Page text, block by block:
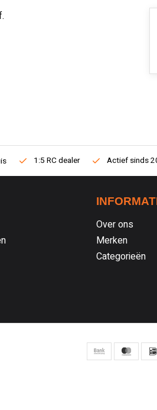
1:5 RC dealer Actief sinds
Over ons
Merken
Categorieën